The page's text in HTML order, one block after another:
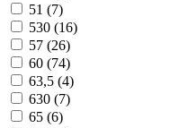
51 (7)
530 (16)
57 (26)
60 (74)
63,5 (4)
630 (7)
65 (6)